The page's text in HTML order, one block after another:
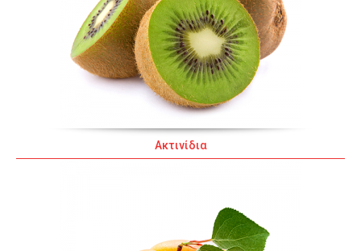
Ακτινίδια